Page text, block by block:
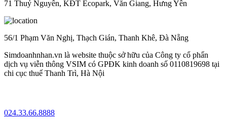
71 Thuỷ Nguyên, KĐT Ecopark, Văn Giang, Hưng Yên
56/1 Phạm Văn Nghị, Thạch Gián, Thanh Khê, Đà Nẵng
Simdoanhnhan.vn là website thuộc sở hữu của Công ty cổ phẩn
dịch vụ viễn thông VSIM có GPĐK kinh doanh số 0110819698 tại
chi cục thuế Thanh Trì, Hà Nội
024.33.66.8888